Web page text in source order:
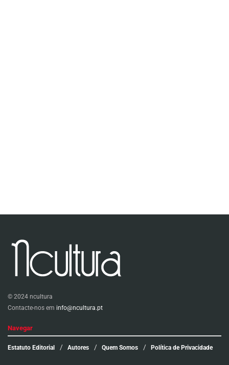
© 2024 ncultura
Contacte-nos em info@ncultura.pt
Navegar
Estatuto Editorial Autores Quem Somos Política de Privacidade